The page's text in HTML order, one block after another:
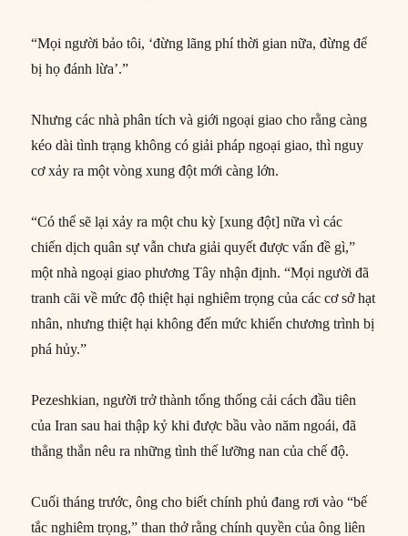
“Mọi người bảo tôi, ‘đừng lãng phí thời gian nữa, đừng để
bị họ đánh lừa’.”
Nhưng các nhà phân tích và giới ngoại giao cho rằng càng
kéo dài tình trạng không có giải pháp ngoại giao, thì nguy
cơ xảy ra một vòng xung đột mới càng lớn.
“Có thể sẽ lại xảy ra một chu kỳ [xung đột] nữa vì các
chiến dịch quân sự vẫn chưa giải quyết được vấn đề gì,”
một nhà ngoại giao phương Tây nhận định. “Mọi người đã
tranh cãi về mức độ thiệt hại nghiêm trọng của các cơ sở hạt
nhân, nhưng thiệt hại không đến mức khiến chương trình bị
phá hủy.”
Pezeshkian, người trở thành tổng thống cải cách đầu tiên
của Iran sau hai thập kỷ khi được bầu vào năm ngoái, đã
thẳng thắn nêu ra những tình thế lưỡng nan của chế độ.
Cuối tháng trước, ông cho biết chính phủ đang rơi vào “bế
tắc nghiêm trọng,” than thở rằng chính quyền của ông liên